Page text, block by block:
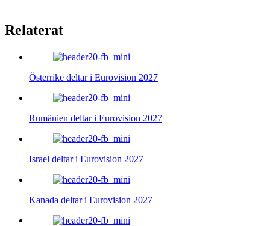
Relaterat
Österrike deltar i Eurovision 2027
Rumänien deltar i Eurovision 2027
Israel deltar i Eurovision 2027
Kanada deltar i Eurovision 2027